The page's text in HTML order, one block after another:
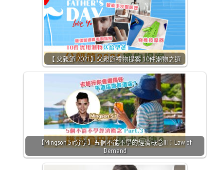
【 父親節 2021】父親節禮物提案 10件潮物之選
【Mingson Sir分享】五個不能不學的經濟概念III：Law of
Demand